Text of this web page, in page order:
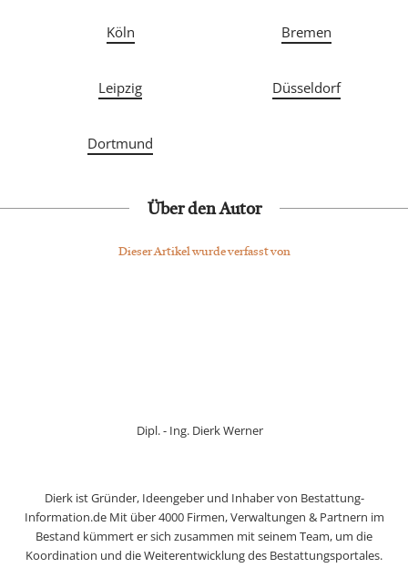
Köln Bremen
Leipzig Düsseldorf
Dortmund
Über den Autor
Dieser Artikel wurde verfasst von
Dipl. - Ing. Dierk Werner
Dierk ist Gründer, Ideengeber und Inhaber von Bestattung-
Information.de Mit über 4000 Firmen, Verwaltungen & Partnern im
Bestand kümmert er sich zusammen mit seinem Team, um die
Koordination und die Weiterentwicklung des Bestattungsportales.